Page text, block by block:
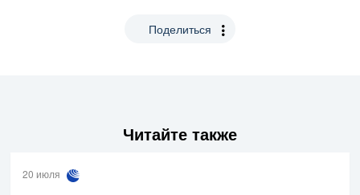
Поделиться
Читайте также
20 июля